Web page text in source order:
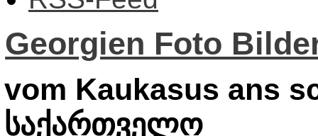
Georgien Foto
vom Kaukasus ans
საქართველო